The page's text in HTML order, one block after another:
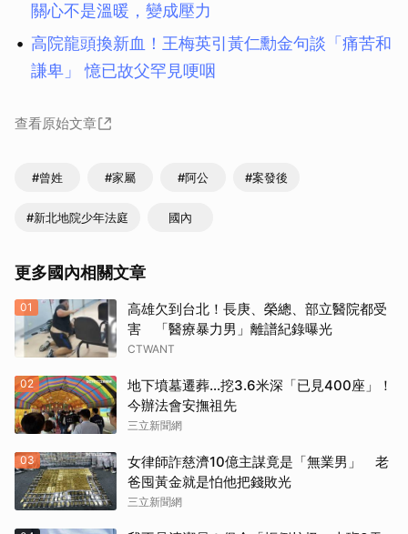
關心不是溫暖，變成壓力
高院龍頭換新血！王梅英引黃仁勳金句談「痛苦和
謙卑」 憶已故父罕見哽咽
查看原始文章
#曾姓 #家屬 #阿公 #案發後
#新北地院少年法庭 國內
更多國內相關文章
01
高雄欠到台北！長庚、榮總、部立醫院都受
害 「醫療暴力男」離譜紀錄曝光
CTWANT
02
地下墳墓遷葬…挖3.6米深「已見400座」！
今辦法會安撫祖先
三立新聞網
03
女律師詐慈濟10億主謀竟是「無業男」 老
爸囤黃金就是怕他把錢敗光
三立新聞網